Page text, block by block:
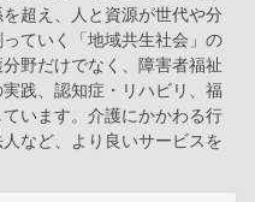
超え、人と資源が世代や分
ていく「地域共生社会」の
野だけでなく、障害者福祉
践、認知症・リハビリ、福
います。介護にかかわる行
など、より良いサービスを